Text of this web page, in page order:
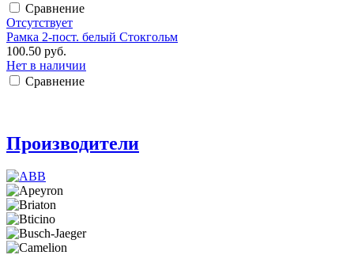
Сравнение
Отсутствует
Рамка 2-пост. белый Стокгольм
100.50 руб.
Нет в наличии
Сравнение
Производители